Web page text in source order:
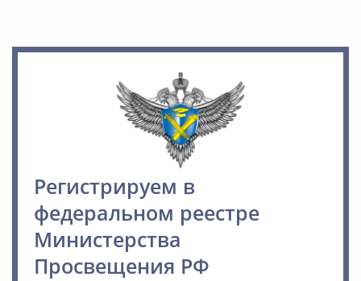
Регистрируем в
федеральном реестре
Министерства
Просвещения РФ